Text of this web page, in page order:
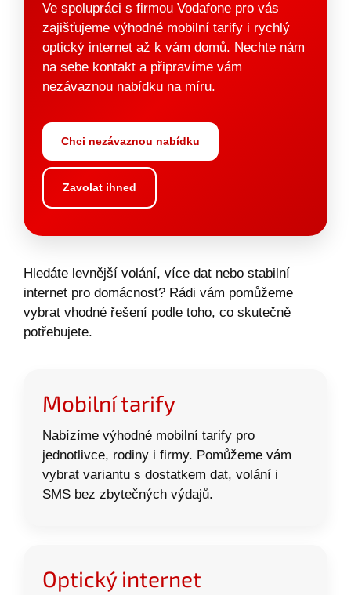
Ve spolupráci s firmou Vodafone pro vás
zajišťujeme výhodné mobilní tarify i rychlý
optický internet až k vám domů. Nechte nám
na sebe kontakt a připravíme vám
nezávaznou nabídku na míru.
Chci nezávaznou nabídku
Zavolat ihned
Hledáte levnější volání, více dat nebo stabilní
internet pro domácnost? Rádi vám pomůžeme
vybrat vhodné řešení podle toho, co skutečně
potřebujete.
Mobilní tarify
Nabízíme výhodné mobilní tarify pro
jednotlivce, rodiny i firmy. Pomůžeme vám
vybrat variantu s dostatkem dat, volání i
SMS bez zbytečných výdajů.
Optický internet